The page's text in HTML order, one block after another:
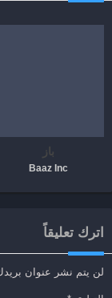
باز
Baaz Inc
اترك تعليقاً
لن يتم نشر عنوان بريدك